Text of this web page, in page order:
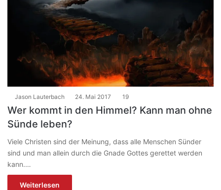
Jason Lauterbach 24. Mai 2017 19
Wer kommt in den Himmel? Kann man ohne
Sünde leben?
Viele Christen sind der Meinung, dass alle Menschen Sünder
sind und man allein durch die Gnade Gottes gerettet werden
kann.…
Weiterlesen